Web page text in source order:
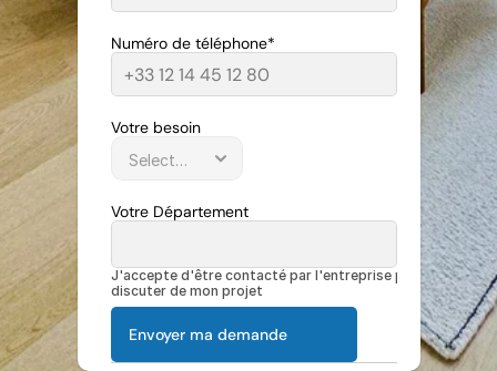
Numéro de téléphone*
Votre besoin
Votre Département
J'accepte d'être contacté par l'entreprise pour
discuter de mon projet
Envoyer ma demande